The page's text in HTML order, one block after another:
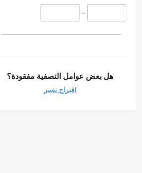
–
هل بعض عوامل التصفية مفقودة؟
اقتراح تغيير